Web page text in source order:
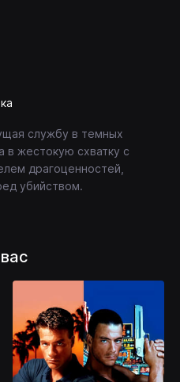
службу в темных
в жестокую схватку с
драгоценностей,
убийством.